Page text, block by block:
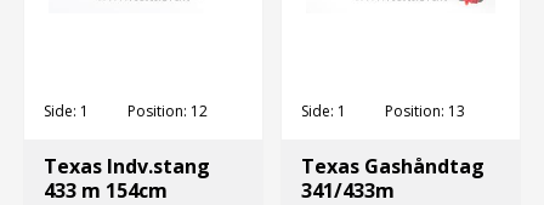
Side: 1 Position: 12
Texas Indv.stang
433 m 154cm
Side: 1 Position: 13
Texas Gashåndtag
341/433m